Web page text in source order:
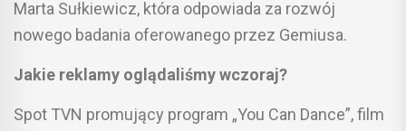
Marta Sułkiewicz, która odpowiada za rozwój
nowego badania oferowanego przez Gemiusa.
Jakie reklamy oglądaliśmy wczoraj?
Spot TVN promujący program „You Can Dance”, film